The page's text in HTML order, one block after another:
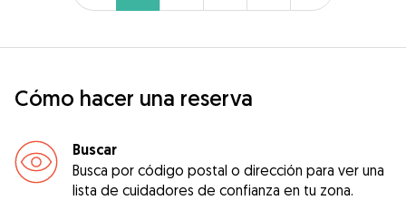
Cómo hacer una reserva
Buscar
Busca por código postal o dirección para ver una
lista de cuidadores de confianza en tu zona.